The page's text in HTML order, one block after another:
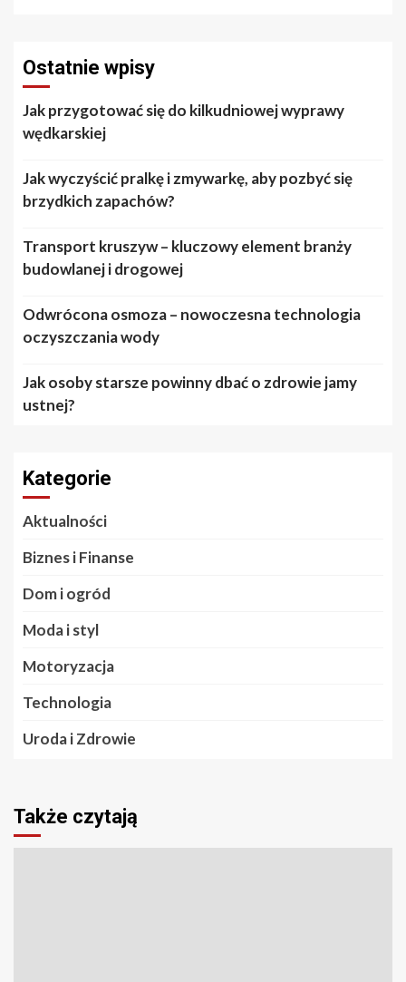
Ostatnie wpisy
Jak przygotować się do kilkudniowej wyprawy
wędkarskiej
Jak wyczyścić pralkę i zmywarkę, aby pozbyć się
brzydkich zapachów?
Transport kruszyw – kluczowy element branży
budowlanej i drogowej
Odwrócona osmoza – nowoczesna technologia
oczyszczania wody
Jak osoby starsze powinny dbać o zdrowie jamy
ustnej?
Kategorie
Aktualności
Biznes i Finanse
Dom i ogród
Moda i styl
Motoryzacja
Technologia
Uroda i Zdrowie
Także czytają